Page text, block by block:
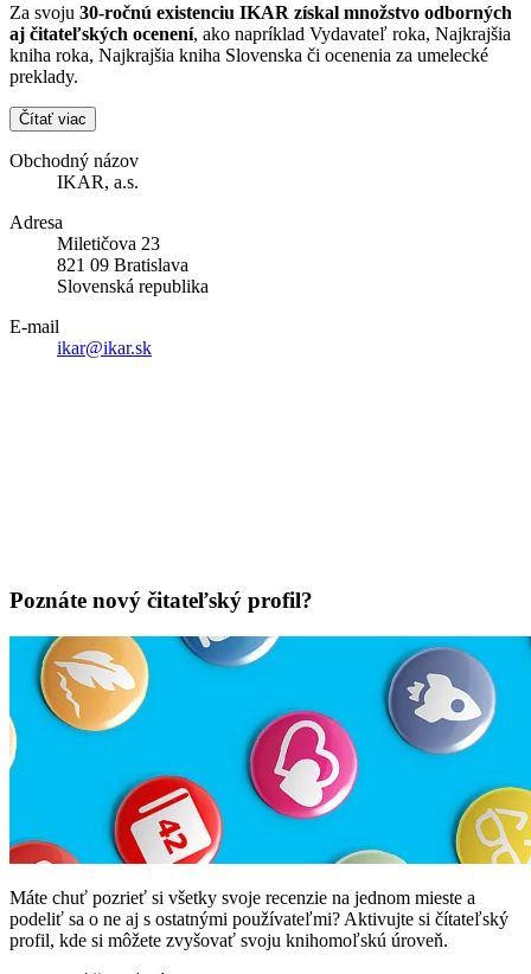
Za svoju 30-ročnú existenciu IKAR získal množstvo odborných
aj čitateľských ocenení, ako napríklad Vydavateľ roka, Najkrajšia
kniha roka, Najkrajšia kniha Slovenska či ocenenia za umelecké
preklady.
Čítať viac
Obchodný názov
IKAR, a.s.
Adresa
Miletičova 23
821 09 Bratislava
Slovenská republika
E-mail
ikar@ikar.sk
Poznáte nový čitateľský profil?
Máte chuť pozrieť si všetky svoje recenzie na jednom mieste a
podeliť sa o ne aj s ostatnými používateľmi? Aktivujte si čítateľský
profil, kde si môžete zvyšovať svoju knihomoľskú úroveň.